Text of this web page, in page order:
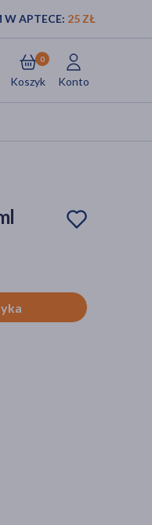
W APTECE: 25 ZŁ
Koszyk
0
Konto